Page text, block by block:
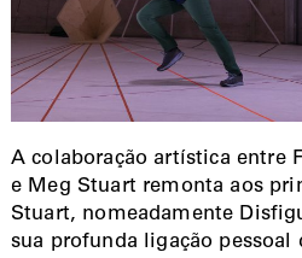
A colaboração artística entre
e Meg Stuart remonta aos
Stuart, nomeadamente
sua profunda ligação pessoal